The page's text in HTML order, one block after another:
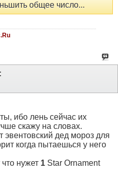
общее число...
ибо лень сейчас их
скажу на словах.
эвентовский дед мороз для
когда пытаешься у него
нужет 1 Star Ornament